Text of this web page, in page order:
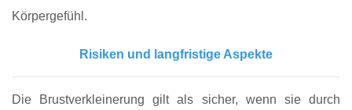
Körpergefühl.
Risiken und langfristige Aspekte
Die Brustverkleinerung gilt als sicher, wenn sie durch